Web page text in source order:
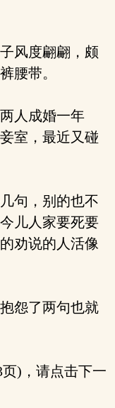
风度翩翩，颇
腰带。
人成婚一年
室，最近又碰
句，别的也不
儿人家要死要
劝说的人活像
怨了两句也就
)，请点击下一